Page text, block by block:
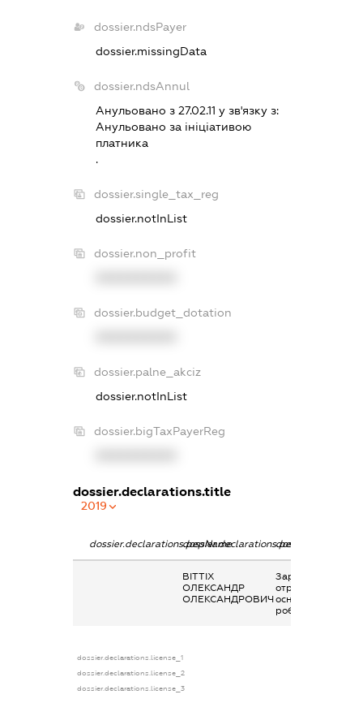
dossier.ndsPayer
dossier.missingData
dossier.ndsAnnul
Анульовано з 27.02.11 у зв'язку з:
Анульовано за iнiцiативою
платника
.
dossier.single_tax_reg
dossier.notInList
dossier.non_profit
dossier.budget_dotation
dossier.palne_akciz
dossier.notInList
dossier.bigTaxPayerReg
dossier.declarations.title
2019
dossier.declarations.pepNamedossier.declarations.personName
ВІТТІХ
ОЛЕКСАНДР
ОЛЕКСАНДРОВИЧ
Заробітна плата
отримана за
основним місцем
роботи
dossier.declarations.license_1
dossier.declarations.license_2
dossier.declarations.license_3